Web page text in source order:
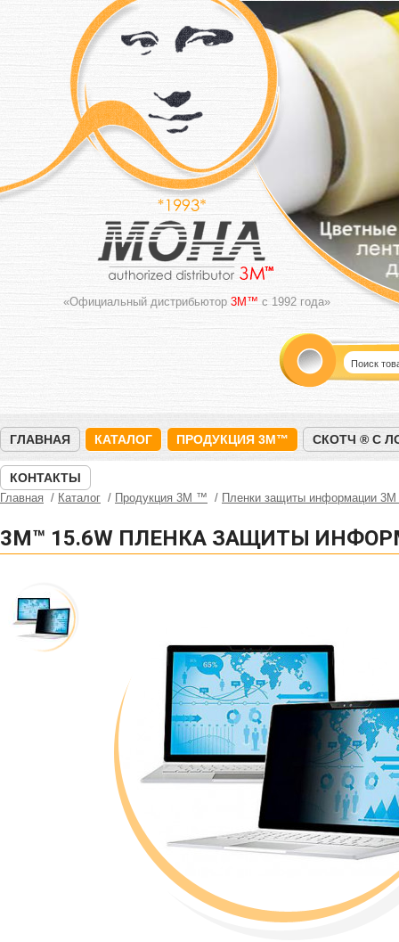
«Официальный дистрибьютор 3M™ с 1992 года»
ГЛАВНАЯ КАТАЛОГ ПРОДУКЦИЯ 3M™ СКОТЧ ® С
КОНТАКТЫ
Главная Каталог Продукция 3M ™ Пленки защиты информации
3М™ 15.6W ПЛЕНКА ЗАЩИТЫ